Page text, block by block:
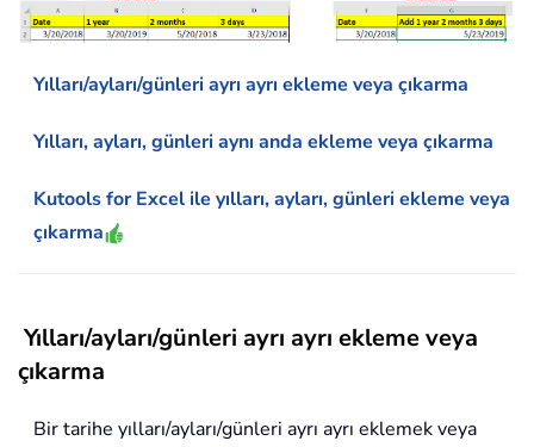
Yılları/ayları/günleri ayrı ayrı ekleme veya çıkarma
Yılları, ayları, günleri aynı anda ekleme veya çıkarma
Kutools for Excel ile yılları, ayları, günleri ekleme veya
çıkarma
Yılları/ayları/günleri ayrı ayrı ekleme veya
çıkarma
Bir tarihe yılları/ayları/günleri ayrı ayrı eklemek veya